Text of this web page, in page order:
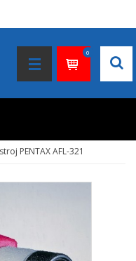
0
PENTAX AFL-321